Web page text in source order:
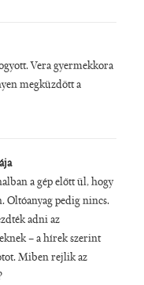
Vera gyermekkora
megküzdött a
a gép előtt ül, hogy
Oltóanyag pedig nincs.
adni az
– a hírek szerint
Miben rejlik az